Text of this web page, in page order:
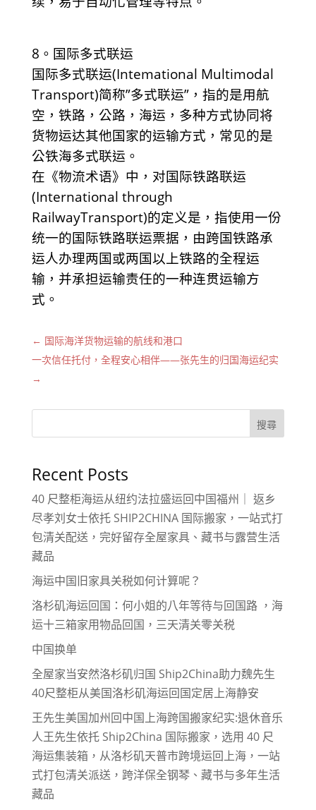
8。国际多式联运
国际多式联运(Intemational Multimodal
Transport)简称”多式联运”，指的是用航
空，铁路，公路，海运，多种方式协同将
货物运达其他国家的运输方式，常见的是
公铁海多式联运。
在《物流术语》中，对国际铁路联运
(International through
RailwayTransport)的定义是，指使用一份
统一的国际铁路联运票据，由跨国铁路承
运人办理两国或两国以上铁路的全程运
输，并承担运输责任的一种连贯运输方
式。
← 国际海洋货物运输的航线和港口
一次信任托付，全程安心相伴——张先生的归国海运纪实
→
搜尋
Recent Posts
40 尺整柜海运从纽约法拉盛运回中国福州｜ 返乡
尽孝刘女士依托 SHIP2CHINA 国际搬家，一站式打
包清关配送，完好留存全屋家具、藏书与露营生活
藏品
海运中国旧家具关税如何计算呢？
洛杉矶海运回国：何小姐的八年等待与回国路 ，海
运十三箱家用物品回国，三天清关零关税
中国换单
全屋家当安然洛杉矶归国 Ship2China助力魏先生
40尺整柜从美国洛杉矶海运回国定居上海静安
王先生美国加州回中国上海跨国搬家纪实:退休音乐
人王先生依托 Ship2China 国际搬家，选用 40 尺
海运集装箱，从洛杉矶天普市跨境运回上海，一站
式打包清关派送，跨洋保全钢琴、藏书与多年生活
藏品